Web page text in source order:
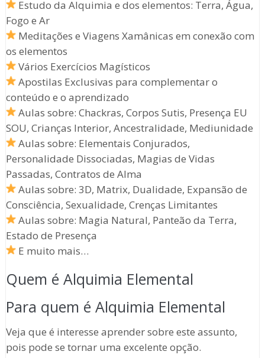
Estudo da Alquimia e dos elementos: Terra, Água,
Fogo e Ar
Meditações e Viagens Xamânicas em conexão com
os elementos
Vários Exercícios Magísticos
Apostilas Exclusivas para complementar o
conteúdo e o aprendizado
Aulas sobre: Chackras, Corpos Sutis, Presença EU
SOU, Crianças Interior, Ancestralidade, Mediunidade
Aulas sobre: Elementais Conjurados,
Personalidade Dissociadas, Magias de Vidas
Passadas, Contratos de Alma
Aulas sobre: 3D, Matrix, Dualidade, Expansão de
Consciência, Sexualidade, Crenças Limitantes
Aulas sobre: Magia Natural, Panteão da Terra,
Estado de Presença
E muito mais…
Quem é Alquimia Elemental
Para quem é Alquimia Elemental
Veja que é interesse aprender sobre este assunto,
pois pode se tornar uma excelente opção.